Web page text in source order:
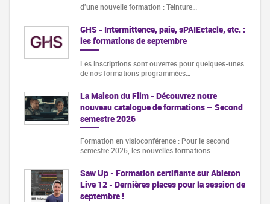
d'une nouvelle formation : Teinture…
GHS - Intermittence, paie, sPAIEctacle, etc. :
les formations de septembre
Les inscriptions sont ouvertes pour quelques-unes
de nos formations programmées…
La Maison du Film - Découvrez notre
nouveau catalogue de formations – Second
semestre 2026
Formation en visioconférence : Pour le second
semestre 2026, les nouvelles formations…
Saw Up - Formation certifiante sur Ableton
Live 12 - Dernières places pour la session de
septembre !